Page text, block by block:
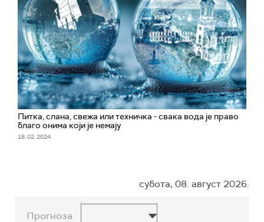
Питка, слана, свежа или техничка - свака вода је право
благо онима који је немају
18. 02. 2024.
субота, 08. август 2026.
Прогноза